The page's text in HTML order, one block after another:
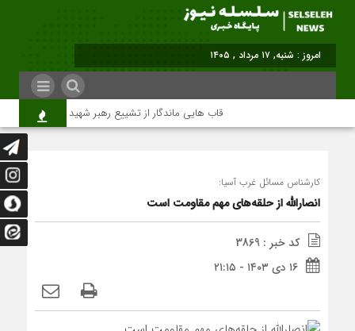
برابر با : Saturday - 8 August - 2026
قاب هایی ماندگار از تشییع رهبر شهید در تهران
کارشناس مسائل غرب آسیا:
انصارالله از حلقه‌های مهم مقاومت است
کد خبر : 3869
۱۶ دی ۱۴۰۳ - ۲۱:۱۵